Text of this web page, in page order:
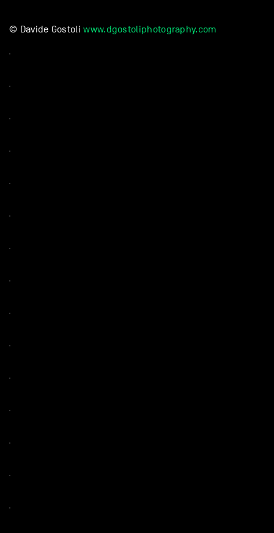
© Davide Gostoliwww.dgostoliphotography.com